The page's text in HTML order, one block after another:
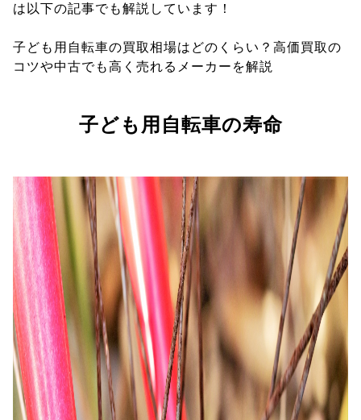
は以下の記事でも解説しています！
子ども用自転車の買取相場はどのくらい？高価買取の
コツや中古でも高く売れるメーカーを解説
子ども用自転車の寿命